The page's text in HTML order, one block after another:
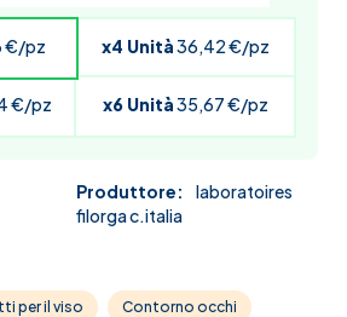
€/pz x4 Unità36,42 €/pz
€/pz x6 Unità35,67 €/pz
Produttore:
laboratoires
filorga c.italia
per il viso Contorno occhi